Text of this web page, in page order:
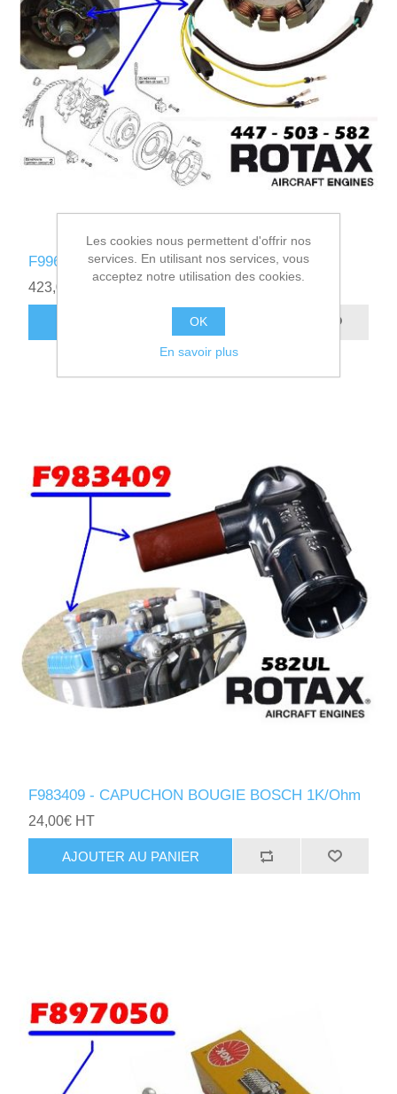
F996849 - STATOR ALLUMAGE DCDI 2PTS
423,00€ HT
AJOUTER AU PANIER
F983409 - CAPUCHON BOUGIE BOSCH 1K/Ohm
24,00€ HT
AJOUTER AU PANIER
Les cookies nous permettent d'offrir nos
services. En utilisant nos services, vous
acceptez notre utilisation des cookies.
OK
En savoir plus